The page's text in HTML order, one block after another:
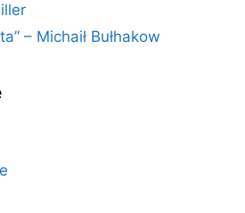
– Michaił Bułhakow